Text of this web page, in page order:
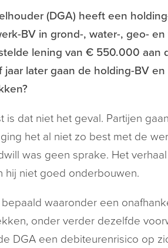
(DGA) heeft een
BV in grond-, water-, geo-
lening van € 550.000 aan
later gaan de holding-BV
dat niet het geval. Partijen
het al niet zo best met de
was geen sprake. Het
hij niet goed onderbouwen.
waaronder een
onder verder dezelfde
DGA een debiteurenrisico op